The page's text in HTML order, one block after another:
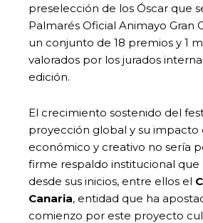
preselección de los Óscar que
Palmarés Oficial Animayo Gran
un conjunto de 18 premios y 1
valorados por los jurados
edición.
El crecimiento sostenido del
proyección global y su impacto
económico y creativo no sería
firme respaldo institucional que
desde sus inicios, entre ellos el
Canaria, entidad que ha
comienzo por este proyecto